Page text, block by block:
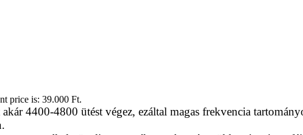
price is: 39.000 Ft.
4400-4800 ütést végez, ezáltal magas frekvencia